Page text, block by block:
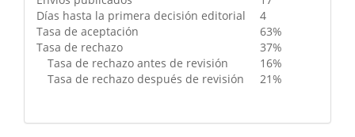
Días hasta la primera decisión editorial
4
Tasa de aceptación
63%
Tasa de rechazo
37%
Tasa de rechazo antes de revisión
16%
Tasa de rechazo después de revisión
21%